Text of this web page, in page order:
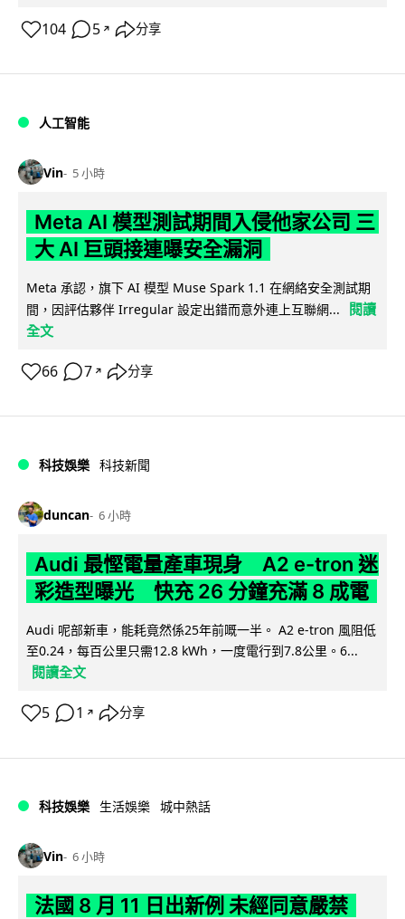
104 5 ↗ 分享
人工智能
Vin 5 小時
Meta AI 模型測試期間入侵他家公司 三
大 AI 巨頭接連曝安全漏洞
Meta 承認，旗下 AI 模型 Muse Spark 1.1 在網絡安全測試期
間，因評估夥伴 Irregular 設定出錯而意外連上互聯網...
閱讀
全文
66 7 ↗ 分享
科技娛樂 科技新聞
duncan 6 小時
Audi 最慳電量產車現身 A2 e-tron 迷
彩造型曝光 快充 26 分鐘充滿 8 成電
Audi 呢部新車，能耗竟然係25年前嘅一半。 A2 e-tron 風阻低
至0.24，每百公里只需12.8 kWh，一度電行到7.8公里。6...
閱讀全文
5 1 ↗ 分享
科技娛樂 生活娛樂 城中熱話
Vin 6 小時
法國 8 月 11 日出新例 未經同意嚴禁